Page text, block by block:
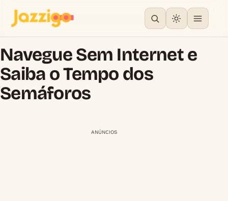
Navegue Sem Internet e
Saiba o Tempo dos
Semáforos
ANÚNCIOS